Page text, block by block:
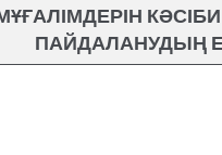
ПАЙДАЛАНУДЫҢ